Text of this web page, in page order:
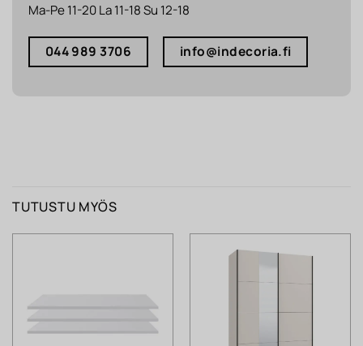
Ma-Pe 11-20 La 11-18 Su 12-18
044 989 3706 info@indecoria.fi
TUTUSTU MYÖS